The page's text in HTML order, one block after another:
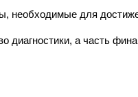
необходимые для
а часть